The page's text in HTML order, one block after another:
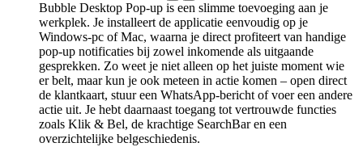
Bubble Desktop Pop-up is een slimme toevoeging aan je
werkplek. Je installeert de applicatie eenvoudig op je
Windows-pc of Mac, waarna je direct profiteert van handige
pop-up notificaties bij zowel inkomende als uitgaande
gesprekken. Zo weet je niet alleen op het juiste moment wie
er belt, maar kun je ook meteen in actie komen – open direct
de klantkaart, stuur een WhatsApp-bericht of voer een andere
actie uit. Je hebt daarnaast toegang tot vertrouwde functies
zoals Klik & Bel, de krachtige SearchBar en een
overzichtelijke belgeschiedenis.